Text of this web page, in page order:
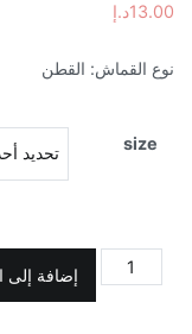
13.00د.إ
نوع القماش: القطن
size
كمية
سروال
إضافة إلى